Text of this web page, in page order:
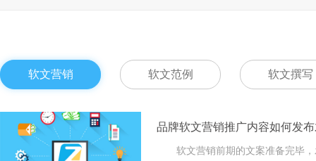
软文营销 软文范例 软文撰写
品牌软文营销推广内容如何发
软文营销前期的文案准备完毕，